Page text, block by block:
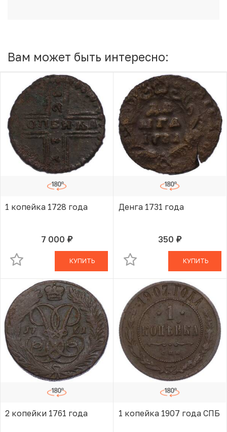
Вам может быть интересно:
1 копейка 1728 года
7 000 руб.
В КОРЗИНЕ
КУПИТЬ
Денга 1731 года
350 руб.В КОРЗИНЕ
КУПИТЬ
2 копейки 1761 года 1 копейка 1907 года СПБ